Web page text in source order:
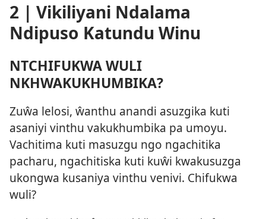
2 | Vikiliyani Ndalama
Ndipuso Katundu Winu
NTCHIFUKWA WULI
NKHWAKUKHUMBIKA?
Zuŵa lelosi, ŵanthu anandi asuzgika kuti
asaniyi vinthu vakukhumbika pa umoyu.
Vachitima kuti masuzgu ngo ngachitika
pacharu, ngachitiska kuti kuŵi kwakusuzga
ukongwa kusaniya vinthu venivi. Chifukwa
wuli?